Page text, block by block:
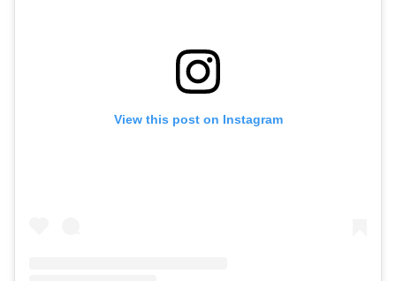
View this post on Instagram